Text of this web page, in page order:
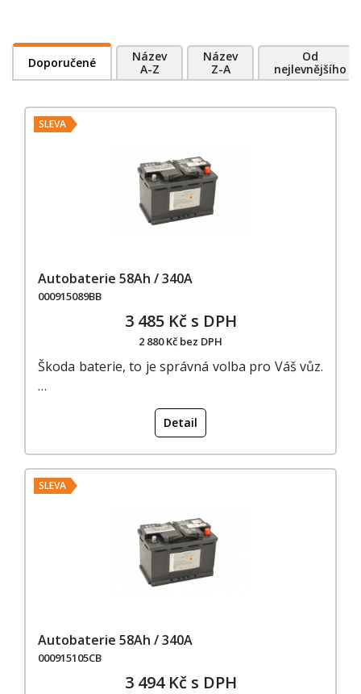
Doporučené
Název
A-Z
Název
Z-A
Od
nejlevnějšího
SLEVA
Autobaterie 58Ah / 340A
000915089BB
3 485 Kč s DPH
2 880 Kč bez DPH
Škoda baterie, to je správná volba pro Váš vůz.
…
Detail
SLEVA
Autobaterie 58Ah / 340A
000915105CB
3 494 Kč s DPH